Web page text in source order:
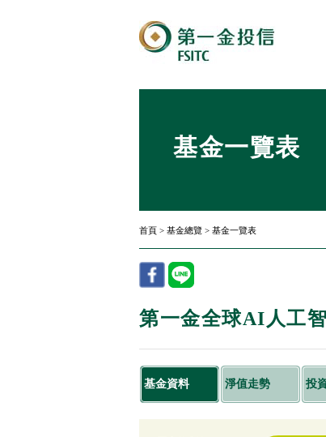
基金一覽表
首頁 > 基金總覽 > 基金一覽表
第一金全球AI人工
基金資料 淨值走勢 投